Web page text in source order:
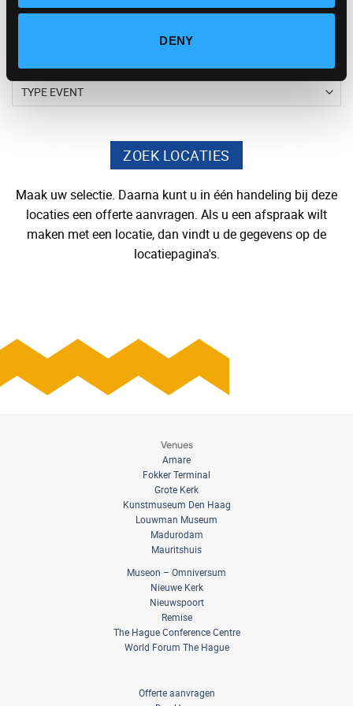
DENY
Maak uw selectie. Daarna kunt u in één handeling bij deze
locaties een offerte aanvragen. Als u een afspraak wilt
maken met een locatie, dan vindt u de gegevens op de
locatiepagina's.
Venues
Amare
Fokker Terminal
Grote Kerk
Kunstmuseum Den Haag
Louwman Museum
Madurodam
Mauritshuis
Museon – Omniversum
Nieuwe Kerk
Nieuwspoort
Remise
The Hague Conference Centre
World Forum The Hague
Offerte aanvragen